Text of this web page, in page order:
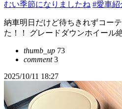
むい季節になりましたね #愛車紹
納車明日だけど待ちきれずコー
た！！ グレードダウンホイール
thumb_up 73
comment3
2025/10/11 18:27